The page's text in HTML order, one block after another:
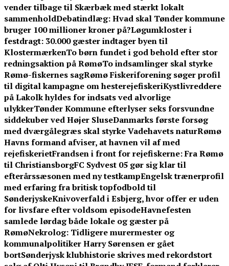
vender tilbage til Skærbæk med stærkt lokalt
sammenholdDebatindlæg: Hvad skal Tønder kommune
bruger 100 millioner kroner på?Løgumkloster i
festdragt: 30.000 gæster indtager byen til
KlostermærkenTo børn fundet i god behold efter stor
redningsaktion på RømøTo indsamlinger skal styrke
Rømø-fiskernes sagRømø Fiskeriforening søger profil
til digital kampagne om hesterejefiskeriKystlivreddere
på Lakolk hyldes for indsats ved alvorlige
ulykkerTønder Kommune efterlyser seks forsvundne
siddekuber ved Højer SluseDanmarks første forsøg
med dværgålegræs skal styrke Vadehavets naturRømø
Havns formand afviser, at havnen vil af med
rejefiskerietFrandsen i front for rejefiskerne: Fra Rømø
til ChristiansborgFC Sydvest 05 gør sig klar til
efterårssæsonen med ny testkampEngelsk trænerprofil
med erfaring fra britisk topfodbold til
SønderjyskeKnivoverfald i Esbjerg, hvor offer er uden
for livsfare efter voldsom episodeHavnefesten
samlede lørdag både lokale og gæster på
RømøNekrolog: Tidligere murermester og
kommunalpolitiker Harry Sørensen er gået
bortSønderjysk klubhistorie skrives med rekordstort